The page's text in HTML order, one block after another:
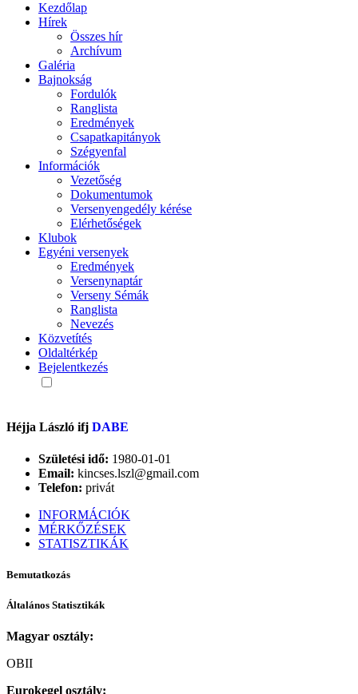
Kezdőlap
Hírek
Összes hír
Archívum
Galéria
Bajnokság
Fordulók
Ranglista
Eredmények
Csapatkapitányok
Szégyenfal
Információk
Vezetőség
Dokumentumok
Versenyengedély kérése
Elérhetőségek
Klubok
Egyéni versenyek
Eredmények
Versenynaptár
Verseny Sémák
Ranglista
Nevezés
Közvetítés
Oldaltérkép
Bejelentkezés
Héjja László ifj DABE
Születési idő: 1980-01-01
Email: kincses.lszl@gmail.com
Telefon: privát
INFORMÁCIÓK
MÉRKŐZÉSEK
STATISZTIKÁK
Bemutatkozás
Általános Statisztikák
Magyar osztály:
OBII
Eurokegel osztály: